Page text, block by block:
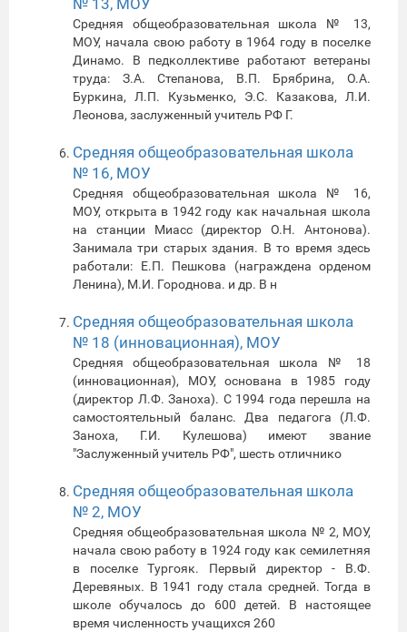
Средняя общеобразовательная школа № 13,
МОУ, начала свою работу в 1964 году в поселке
Динамо. В педколлективе работают ветераны
труда: З.А. Степанова, В.П. Брябрина, О.А.
Буркина, Л.П. Кузьменко, Э.С. Казакова, Л.И.
Леонова, заслуженный учитель РФ Г.
Средняя общеобразовательная школа
№ 16, МОУ
Средняя общеобразовательная школа № 16,
МОУ, открыта в 1942 году как начальная школа
на станции Миасс (директор О.Н. Антонова).
Занимала три старых здания. В то время здесь
работали: Е.П. Пешкова (награждена орденом
Ленина), М.И. Городнова. и др. В н
Средняя общеобразовательная школа
№ 18 (инновационная), МОУ
Средняя общеобразовательная школа № 18
(инновационная), МОУ, основана в 1985 году
(директор Л.Ф. Заноха). С 1994 года перешла на
самостоятельный баланс. Два педагога (Л.Ф.
Заноха, Г.И. Кулешова) имеют звание
"Заслуженный учитель РФ", шесть отличнико
Средняя общеобразовательная школа
№ 2, МОУ
Средняя общеобразовательная школа № 2, МОУ,
начала свою работу в 1924 году как семилетняя
в поселке Тургояк. Первый директор - В.Ф.
Деревяных. В 1941 году стала средней. Тогда в
школе обучалось до 600 детей. В настоящее
время численность учащихся 260